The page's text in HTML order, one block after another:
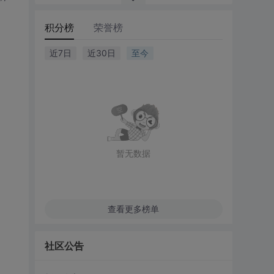
积分榜 荣誉榜
近7日 近30日 至今
暂无数据
查看更多榜单
社区公告